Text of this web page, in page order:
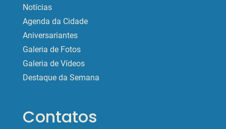
Notícias
Agenda da Cidade
Aniversariantes
Galeria de Fotos
Galeria de Vídeos
Destaque da Semana
Contatos